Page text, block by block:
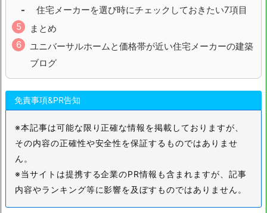
住宅メーカーを選び時にチェックしておきたい7項目
まとめ
ユニバーサルホームと価格帯が近い住宅メーカーの建築
ブログ
免責事項&PR告知
※本記事は可能な限り正確な情報を掲載しておりますが、
その内容の正確性や安全性を保証するものではありませ
ん。
※当サイトは提携する企業のPR情報も含まれますが、記事
内容やランキング等に影響を及ぼすものではありません。